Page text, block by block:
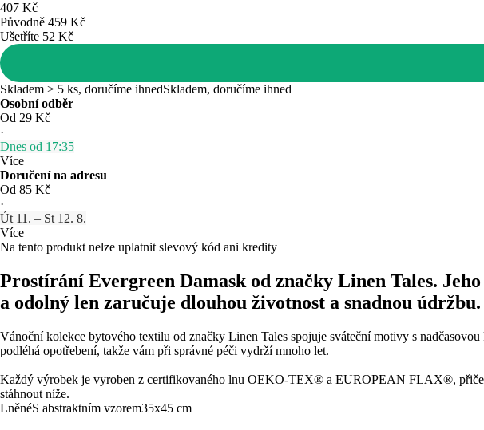
407 Kč
Původně 459 Kč
Ušetříte 52 Kč
Skladem > 5 ks, doručíme ihnedSkladem, doručíme ihned
Osobní odběr
Od 29 Kč
·
Dnes od 17:35
Více
Doručení na adresu
Od 85 Kč
·
Út 11. – St 12. 8.
Více
Na tento produkt nelze uplatnit slevový kód ani kredity
Prostírání Evergreen Damask od značky Linen Tales.
a odolný len zaručuje dlouhou životnost a snadnou údržbu.
Vánoční kolekce bytového textilu od značky Linen Tales spojuje sváteční motivy s
podléhá opotřebení, takže vám při správné péči vydrží mnoho let.
Každý výrobek je vyroben z certifikovaného lnu OEKO-TEX® a EUROPEAN FLAX®,
stáhnout níže.
LněnéS abstraktním vzorem35x45 cm